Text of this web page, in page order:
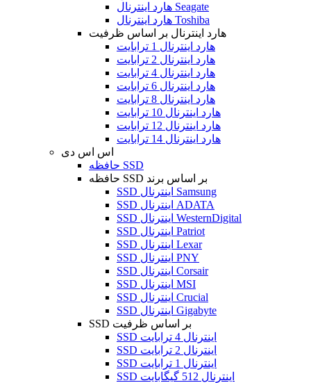
هارد اینترنال Seagate
هارد اینترنال Toshiba
هارد اینترنال بر اساس ظرفیت
هارد اینترنال 1 ترابایت
هارد اینترنال 2 ترابایت
هارد اینترنال 4 ترابایت
هارد اینترنال 6 ترابایت
هارد اینترنال 8 ترابایت
هارد اینترنال 10 ترابایت
هارد اینترنال 12 ترابایت
هارد اینترنال 14 ترابایت
اس اس دی
حافظه SSD
حافظه SSD بر اساس برند
SSD اینترنال Samsung
SSD اینترنال ADATA
SSD اینترنال WesternDigital
SSD اینترنال Patriot
SSD اینترنال Lexar
SSD اینترنال PNY
SSD اینترنال Corsair
SSD اینترنال MSI
SSD اینترنال Crucial
SSD اینترنال Gigabyte
SSD بر اساس ظرفیت
SSD اینترنال 4 ترابایت
SSD اینترنال 2 ترابایت
SSD اینترنال 1 ترابایت
SSD اینترنال 512 گیگابایت